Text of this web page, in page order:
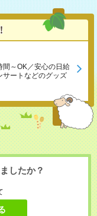
間～OK／安心の日給
サートなどのグッズ
したか？